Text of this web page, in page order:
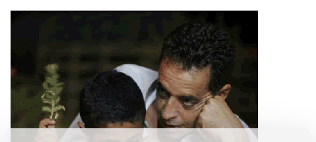
Word vriend
Huisregels
Privacyverklaring
Integriteits- en gedragscode
Duurzaamheid
Culturele boycot Israël